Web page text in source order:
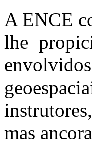
A ENCE
lhe
mas